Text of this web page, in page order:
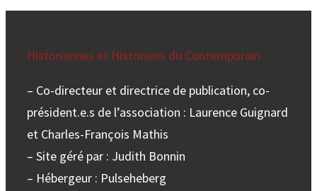
Historiennes et Historiens du Contemporain
– Co-directeur et directrice de publication, co-
président.e.s de l’association : Laurence Guignard
et Charles-François Mathis
– Site géré par : Judith Bonnin
– Hébergeur : Pulseheberg